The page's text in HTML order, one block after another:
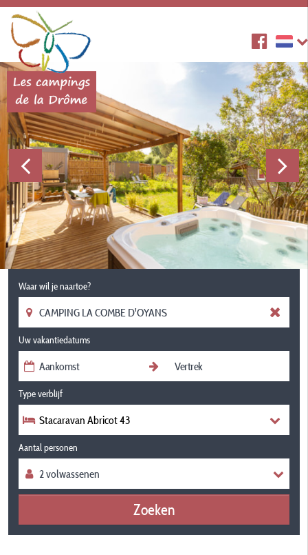
Waar wil je naartoe?
Uw vakantiedatums
Type verblijf
Stacaravan Abricot 43
Aantal personen
Zoeken